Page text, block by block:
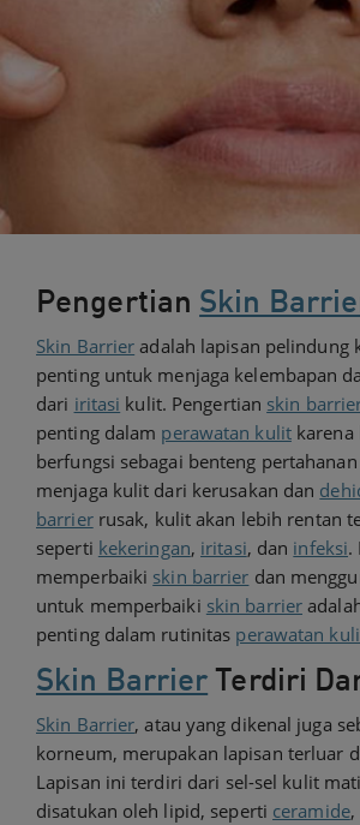
Pengertian Skin
Skin Barrier adalah lapisan pelindung
penting untuk menjaga kelembapan
dari iritasi kulit. Pengertian skin
penting dalam perawatan kulitkarena
berfungsi sebagai benteng
menjaga kulit dari kerusakan dan
barrierrusak, kulit akan lebih rentan
seperti kekeringan, iritasi, dan infeksi.
memperbaiki skin barrier dan
untuk memperbaiki skin barrier
penting dalam rutinitas perawatan
Skin BarrierTerdiri
Skin Barrier, atau yang dikenal juga
korneum, merupakan lapisan terluar
Lapisan ini terdiri dari sel-sel kulit
disatukan oleh lipid, seperti ceramide,